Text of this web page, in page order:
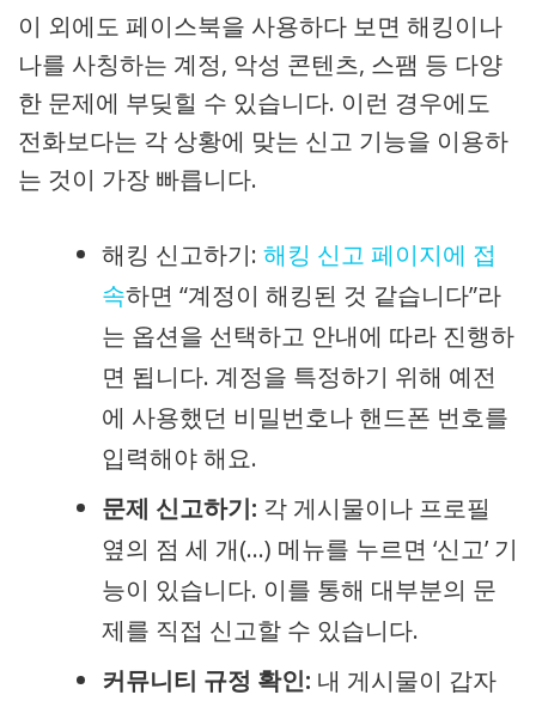
이 외에도 페이스북을 사용하다 보면 해킹이나
나를 사칭하는 계정, 악성 콘텐츠, 스팸 등 다양
한 문제에 부딪힐 수 있습니다. 이런 경우에도
전화보다는 각 상황에 맞는 신고 기능을 이용하
는 것이 가장 빠릅니다.
해킹 신고하기: 해킹 신고 페이지에 접
속하면 “계정이 해킹된 것 같습니다”라
는 옵션을 선택하고 안내에 따라 진행하
면 됩니다. 계정을 특정하기 위해 예전
에 사용했던 비밀번호나 핸드폰 번호를
입력해야 해요.
문제 신고하기: 각 게시물이나 프로필
옆의 점 세 개(…) 메뉴를 누르면 ‘신고’ 기
능이 있습니다. 이를 통해 대부분의 문
제를 직접 신고할 수 있습니다.
커뮤니티 규정 확인: 내 게시물이 갑자